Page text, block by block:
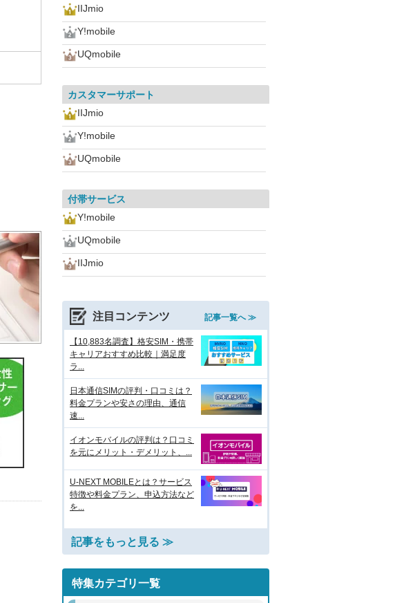
IIJmio
Y!mobile
UQmobile
カスタマーサポート
IIJmio
Y!mobile
UQmobile
付帯サービス
Y!mobile
UQmobile
IIJmio
注目コンテンツ 記事一覧へ ≫
【10,883名調査】格安SIM・携帯
キャリアおすすめ比較｜満足度
ラ...
日本通信SIMの評判・口コミは？
料金プランや安さの理由、通信
速...
イオンモバイルの評判は？口コミ
を元にメリット・デメリット、...
U-NEXT MOBILEとは？サービス
特徴や料金プラン、申込方法など
を...
記事をもっと見る ≫
特集カテゴリ一覧